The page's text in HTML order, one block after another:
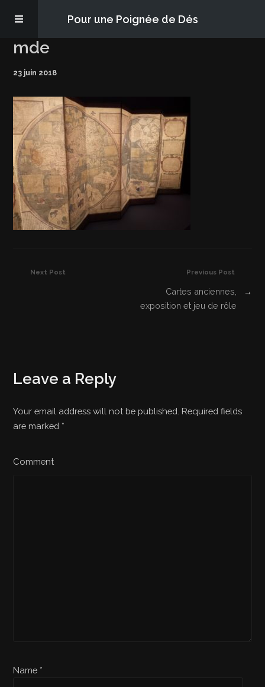
Pour une Poignée de Dés
Les épisodes
S’abonner
Blog
À propos
mde
23 juin 2018
Previous Post
Cartes anciennes,
exposition et jeu de rôle
→
Next Post
Leave a Reply
Your email address will not be published. Required fields
are marked *
Comment
Name *